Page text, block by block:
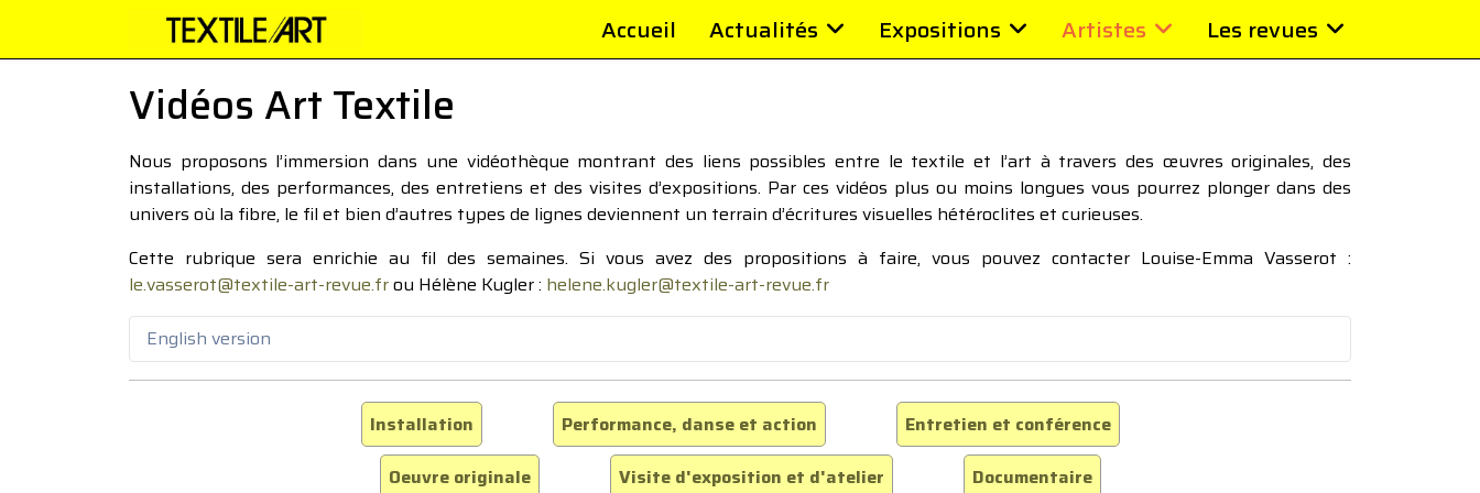
Accueil Actualités Expositions Artistes Les revues
Vidéos Art Textile
Nous proposons l’immersion dans une vidéothèque montrant des liens possibles entre le textile et l’art à travers des œuvres originales, des
installations, des performances, des entretiens et des visites d’expositions. Par ces vidéos plus ou moins longues vous pourrez plonger dans des
univers où la fibre, le fil et bien d’autres types de lignes deviennent un terrain d’écritures visuelles hétéroclites et curieuses.
Cette rubrique sera enrichie au fil des semaines. Si vous avez des propositions à faire, vous pouvez contacter Louise-Emma Vasserot :
le.vasserot@textile-art-revue.frou Hélène Kugler : helene.kugler@textile-art-revue.fr
English version
Installation Performance, danse et action
Entretien et conférence
Oeuvre originale
Visite d'exposition et d'atelier Documentaire